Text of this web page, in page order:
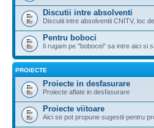
Discutii intre absolventi
Discutii intre absolventii CNITV, loc
Pentru boboci
Ii rugam pe "bobocei" sa intre aici si
PROIECTE
Proiecte in desfasurare
Proiecte aflate in desfasurare
Proiecte viitoare
Aici se pot propune sugestii pentru